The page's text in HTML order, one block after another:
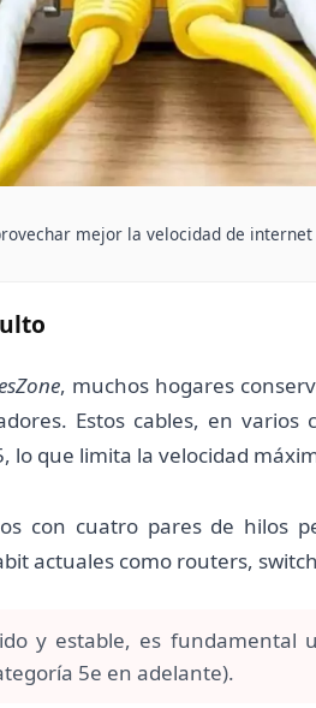
mejor la velocidad de
, muchos hogares
Estos cables, en varios
lo que limita la velocidad
con cuatro pares de hilos
actuales como routers,
y estable, es fundamental
5e en adelante).